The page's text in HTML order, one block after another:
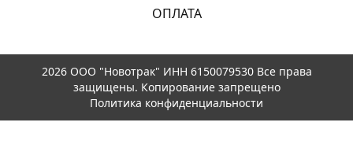
ОПЛАТА
2026 ООО "Новотрак" ИНН 6150079530 Все права
защищены. Копирование запрещено
Политика конфиденциальности